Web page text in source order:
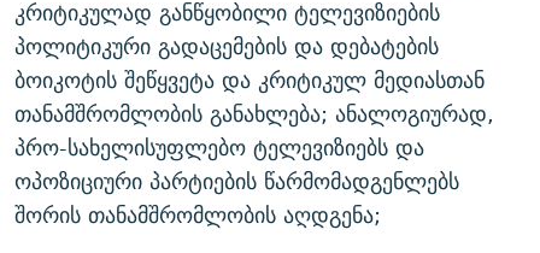
კრიტიკულად განწყობილი ტელევიზიების
პოლიტიკური გადაცემების და დებატების
ბოიკოტის შეწყვეტა და კრიტიკულ მედიასთან
თანამშრომლობის განახლება; ანალოგიურად,
პრო-სახელისუფლებო ტელევიზიებს და
ოპოზიციური პარტიების წარმომადგენლებს
შორის თანამშრომლობის აღდგენა;